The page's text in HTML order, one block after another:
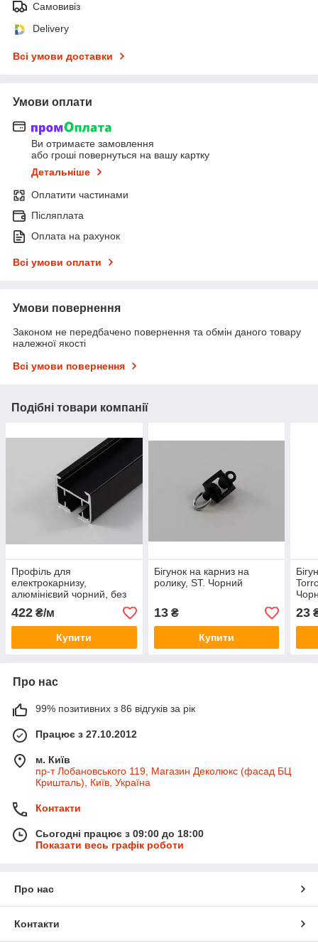
Самовивіз
Delivery
Всі умови доставки
Умови оплати
Ви отримаєте замовлення
або гроші повернуться на вашу картку
Детальніше
Оплатити частинами
Післяплата
Оплата на рахунок
Всі умови оплати
Умови повернення
Законом не передбачено повернення та обмін даного товару
належної якості
Всі умови повернення
Подібні товари компанії
Профіль для
електрокарнизу,
алюмінієвий чорний, без
комплектації
422 ₴/м
Купити
Бігунок на карниз на
ролику, ST. Чорний
13₴
Купити
23
Про нас
99% позитивних з 86 відгуків за рік
Працює з 27.10.2012
м. Київ
пр-т Лобановського 119, Магазин Деколюкс (фасад БЦ
Кришталь), Київ, Україна
Контакти
Сьогодні працює з 09:00 до 18:00
Показати весь графік роботи
Про нас
Контакти